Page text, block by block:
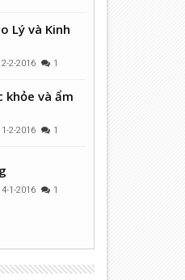
Lý và Kinh
2-2-2016 1
khỏe và ẩm
1-2-2016 1
4-1-2016 1